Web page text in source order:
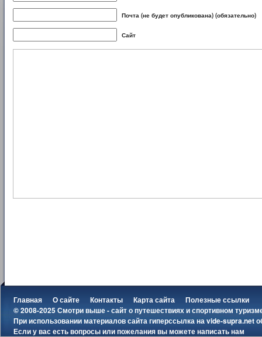
Почта (не будет опубликована) (обязательно)
Сайт
Главная О сайте Контакты Карта сайта
Полезные ссылки
© 2008-2025 Смотри выше - сайт о путешествиях и спортивном
При использовании материалов сайта гиперссылка наvide-supra.net
Если у вас есть вопросы или пожелания вы можетенаписать нам